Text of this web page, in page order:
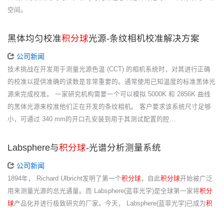
空间。
黑体均匀校准积分球光源-条纹相机校准解决方案
公司新闻
技术挑战在开发用于测量光源色温 (CCT) 的相机系统时，对其进行正确
的校准以提供准确的读数是非常重要的。通常使用已知温度的标准黑体光
源来完成校准。 一家研究机构需要一个可以模拟 5000K 和 2856K 曲线
的黑体光源来校准他们正在开发的条纹相机。 客户要求该系统尺寸足够
小，可通过 340 mm的开口孔安装到用于其测试配置的腔…
Labsphere与积分球-光谱分析测量系统
公司新闻
1894年， Richard Ulbricht发明了第一个积分球 ，自此积分球开始被广泛
用来测量光源的总光通量。而 Labsphere(蓝菲光学)是全球第一家将积分
球产品化并进行极致研究的厂家。今天， Labsphere(蓝菲光学)已成为积